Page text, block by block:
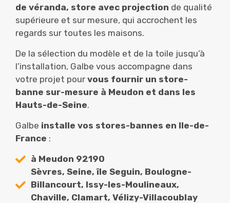
de véranda, store avec projection de qualité
supérieure et sur mesure, qui accrochent les
regards sur toutes les maisons.
De la sélection du modèle et de la toile jusqu’à
l’installation, Galbe vous accompagne dans
votre projet pour vous fournir un store-
banne sur-mesure à Meudon et dans les
Hauts-de-Seine.
Galbe installe vos stores-bannes en Ile-de-
France :
à Meudon 92190
Sèvres, Seine, île Seguin, Boulogne-
Billancourt, Issy-les-Moulineaux,
Chaville, Clamart, Vélizy-Villacoublay